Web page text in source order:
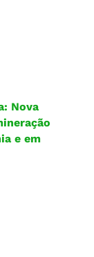
Nova
e em